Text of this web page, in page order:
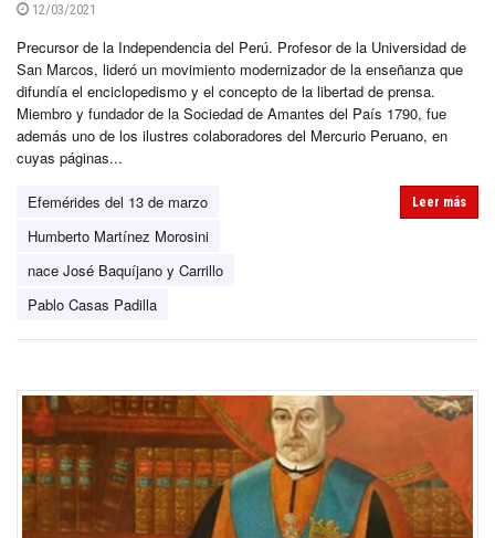
12/03/2021
Precursor de la Independencia del Perú. Profesor de la Universidad de
San Marcos, lideró un movimiento modernizador de la enseñanza que
difundía el enciclopedismo y el concepto de la libertad de prensa.
Miembro y fundador de la Sociedad de Amantes del País 1790, fue
además uno de los ilustres colaboradores del Mercurio Peruano, en
cuyas páginas...
Efemérides del 13 de marzo
Humberto Martínez Morosini
nace José Baquíjano y Carrillo
Pablo Casas Padilla
Leer más